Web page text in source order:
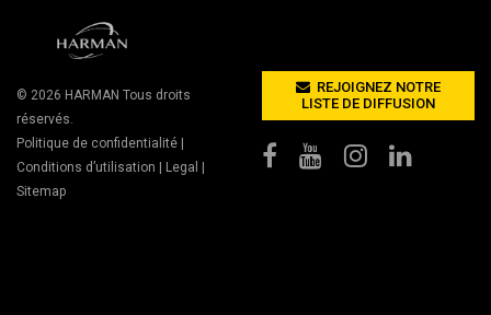
© 2026 HARMAN Tous droits
réservés.
Politique de confidentialité |
Conditions d’utilisation | Legal |
Sitemap
REJOIGNEZ NOTRE
LISTE DE DIFFUSION